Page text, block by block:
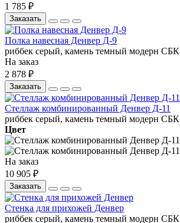
1 785 ₽
Заказать
Полка навесная Денвер Д-9
риббек серый, камень темный модерн СБК
На заказ
2 878 ₽
Заказать
Стеллаж комбинированный Денвер Д-11
риббек серый, камень темный модерн СБК
Цвет
На заказ
10 905 ₽
Заказать
Стенка для прихожей Денвер
риббек серый, камень темный модерн СБК